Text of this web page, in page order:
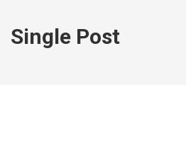
Single Post